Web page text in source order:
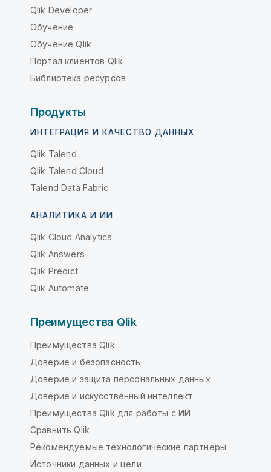
Qlik Developer
Обучение
Обучение Qlik
Портал клиентов Qlik
Библиотека ресурсов
Продукты
ИНТЕГРАЦИЯ И КАЧЕСТВО ДАННЫХ
Qlik Talend
Qlik Talend Cloud
Talend Data Fabric
АНАЛИТИКА И ИИ
Qlik Cloud Analytics
Qlik Answers
Qlik Predict
Qlik Automate
Преимущества Qlik
Преимущества Qlik
Доверие и безопасность
Доверие и защита персональных данных
Доверие и искусственный интеллект
Преимущества Qlik для работы с ИИ
Сравнить Qlik
Рекомендуемые технологические партнеры
Источники данных и цели